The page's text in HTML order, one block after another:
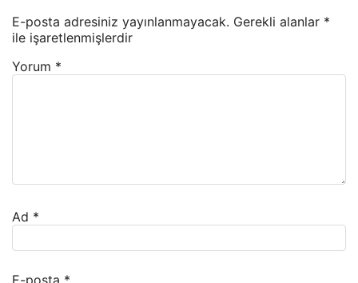
E-posta adresiniz yayınlanmayacak. Gerekli alanlar *
ile işaretlenmişlerdir
Yorum *
Ad *